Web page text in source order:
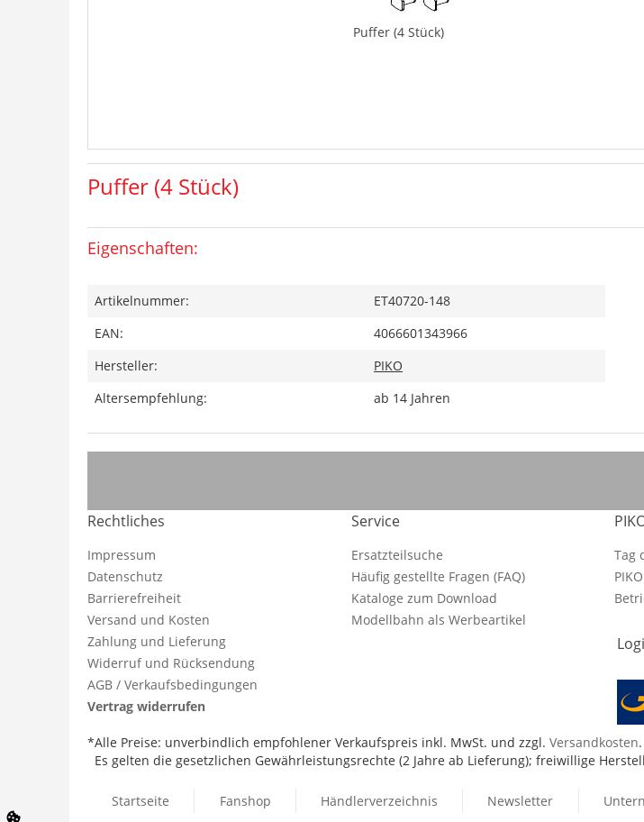
Puffer (4 Stück)
Puffer (4 Stück)
Eigenschaften:
Artikelnummer:
ET40720-148
EAN:
4066601343966
Hersteller:
PIKO
Altersempfehlung:
ab 14 Jahren
Rechtliches
Impressum
Datenschutz
Barrierefreiheit
Versand und Kosten
Zahlung und Lieferung
Widerruf und Rücksendung
AGB / Verkaufsbedingungen
Vertrag widerrufen
Service
Ersatzteilsuche
Häufig gestellte Fragen (FAQ)
Kataloge zum Download
Modellbahn als Werbeartikel
Tag
*Alle Preise: unverbindlich empfohlener Verkaufspreis inkl. MwSt. und zzgl. Versandkosten.
Es gelten die gesetzlichen Gewährleistungsrechte (2 Jahre ab Lieferung); freiwillige
Startseite Fanshop Händlerverzeichnis Newsletter